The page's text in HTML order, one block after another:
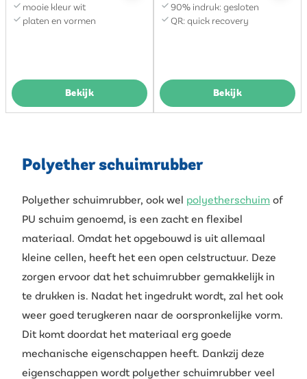
mooie kleur wit
platen en vormen
Bekijk
90% indruk: gesloten
QR: quick recovery
Bekijk
Polyether schuimrubber
Polyether schuimrubber, ook wel polyetherschuim of
PU schuim genoemd, is een zacht en flexibel
materiaal. Omdat het opgebouwd is uit allemaal
kleine cellen, heeft het een open celstructuur. Deze
zorgen ervoor dat het schuimrubber gemakkelijk in
te drukken is. Nadat het ingedrukt wordt, zal het ook
weer goed terugkeren naar de oorspronkelijke vorm.
Dit komt doordat het materiaal erg goede
mechanische eigenschappen heeft. Dankzij deze
eigenschappen wordt polyether schuimrubber veel